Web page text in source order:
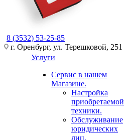
8 (3532) 53-25-85
г. Оренбург, ул. Терешковой, 251
Услуги
Сервис в нашем
Магазине.
Настройка
приобретаемой
техники.
Обслуживание
юридических
лиц.